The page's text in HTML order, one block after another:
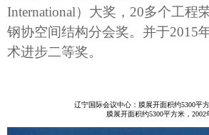
International）大奖，20多个工程
钢协空间结构分会奖。并于2015
术进步二等奖。
辽宁国际会议中心：膜展开面积约5300平
膜展开面积约5300平方米，2002